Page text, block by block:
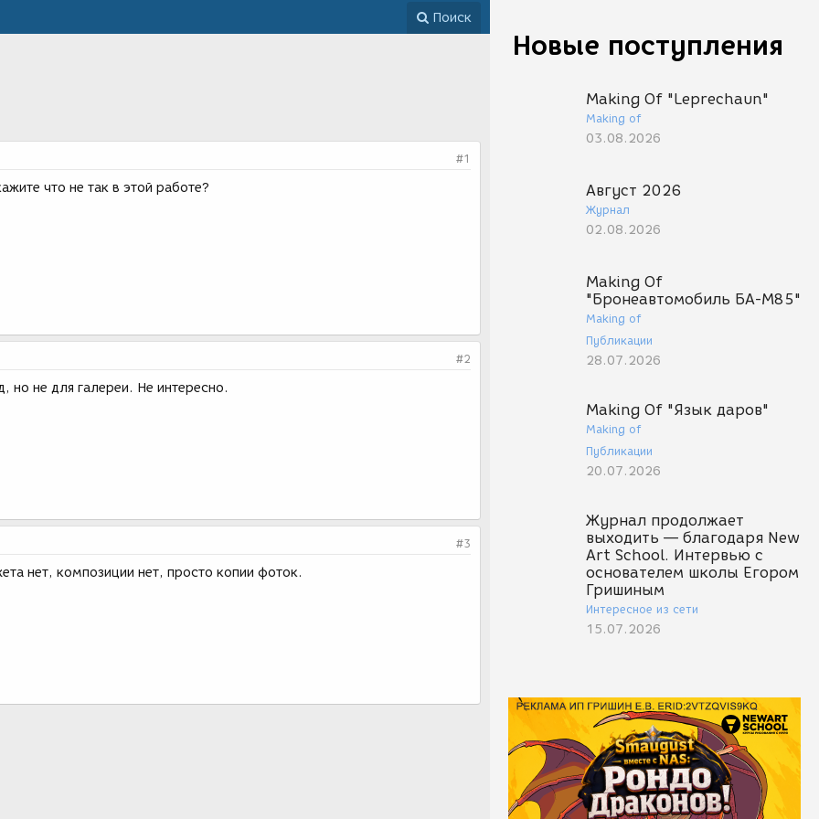
Новые поступления
Making Of "Leprechaun"
Making of
03.08.2026
Август 2026
Журнал
02.08.2026
Making Of
"Бронеавтомобиль БА-М85"
Making of
Публикации
28.07.2026
Making Of "Язык даров"
Making of
Публикации
20.07.2026
Журнал продолжает
выходить — благодаря New
Art School. Интервью с
основателем школы Егором
Гришиным
Интересное из сети
15.07.2026
Поиск
#1
что не так в этой работе?
#2
но не для галереи. Не интересно.
#3
нет, композиции нет, просто копии фоток.